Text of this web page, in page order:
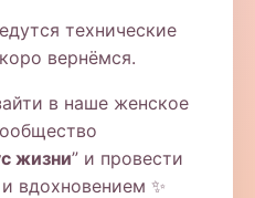
технические
вернёмся.
в наше женское
жизни” и провести
вдохновением ✨